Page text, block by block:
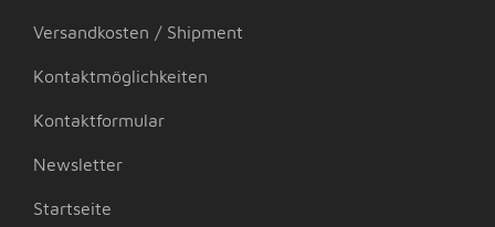
Versandkosten / Shipment
Kontaktmöglichkeiten
Kontaktformular
Newsletter
Startseite